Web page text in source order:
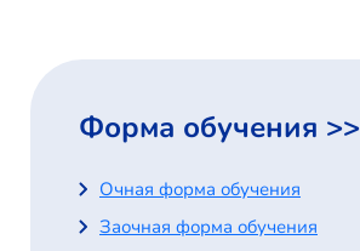
Форма обучения >>
Очная форма обучения
Заочная форма обучения